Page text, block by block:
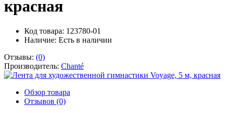
красная
Код товара: 123780-01
Наличие: Есть в наличии
Отзывы: (0)
Производитель: Chanté
Обзор товара
Отзывов (0)